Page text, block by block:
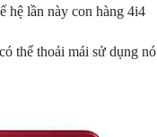
hệ lần này con hàng 4i4
thể thoải mái sử dụng nó